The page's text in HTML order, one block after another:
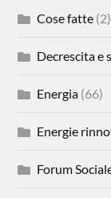
Cose fatte (2)
Decrescita e
Energia (66)
Energie
Forum